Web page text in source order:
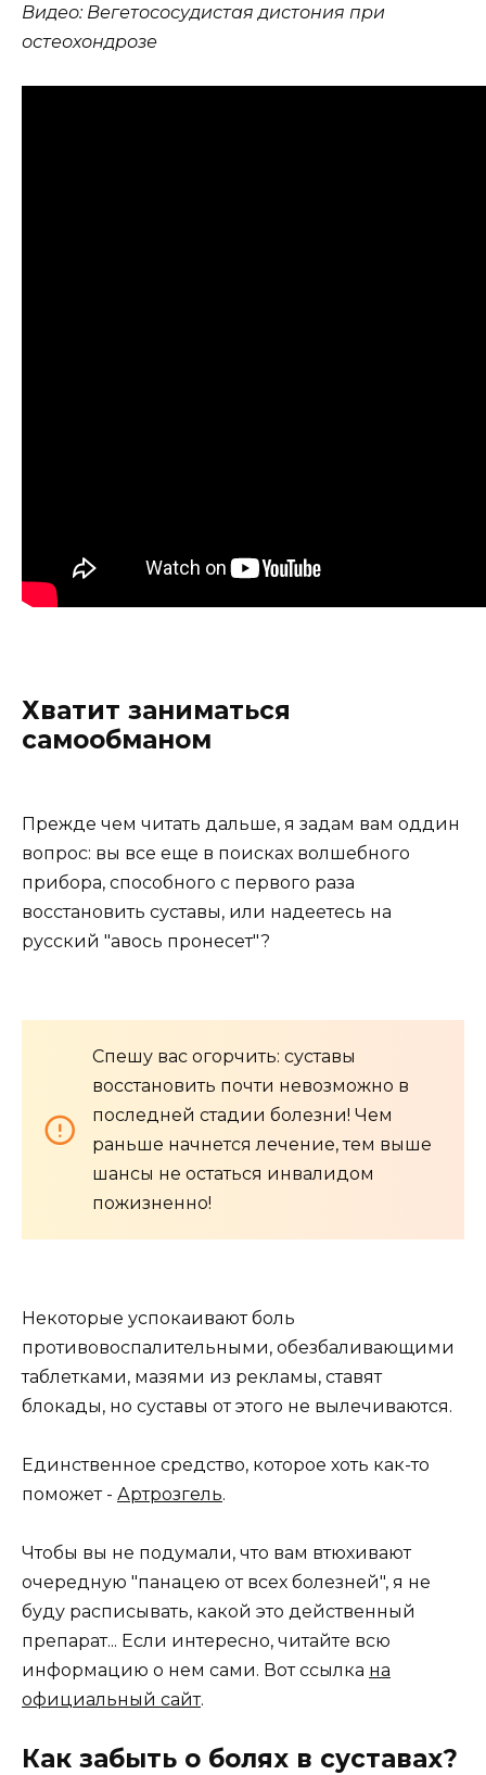
Видео: Вегетососудистая дистония при
остеохондрозе
Хватит заниматься
самообманом
Прежде чем читать дальше, я задам вам оддин
вопрос: вы все еще в поисках волшебного
прибора, способного с первого раза
восстановить суставы, или надеетесь на
русский "авось пронесет"?
Спешу вас огорчить: суставы
восстановить почти невозможно в
последней стадии болезни! Чем
раньше начнется лечение, тем выше
шансы не остаться инвалидом
пожизненно!
Некоторые успокаивают боль
противовоспалительными, обезбаливающими
таблетками, мазями из рекламы, ставят
блокады, но суставы от этого не вылечиваются.
Единственное средство, которое хоть как-то
поможет - Артрозгель.
Чтобы вы не подумали, что вам втюхивают
очередную "панацею от всех болезней", я не
буду расписывать, какой это действенный
препарат... Если интересно, читайте всю
информацию о нем сами. Вот ссылка на
официальный сайт.
Как забыть о болях в суставах?